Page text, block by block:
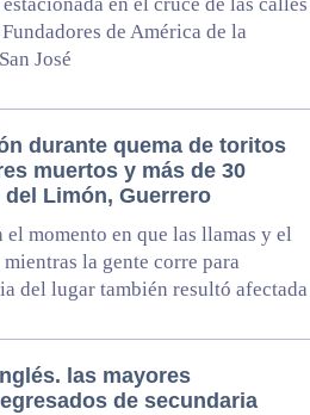
en el cruce de las calles
de América de la
José
durante quema de toritos
muertos y más de 30
del Limón, Guerrero
el momento en que las llamas y el
la gente corre para
del lugar también resultó afectada
las mayores
de secundaria